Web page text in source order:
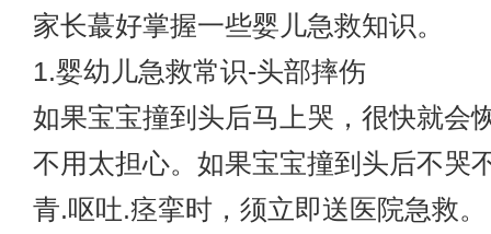
家长蕞好掌握一些婴儿急救知识。
1.婴幼儿急救常识-头部摔伤
如果宝宝撞到头后马上哭，很快就会
不用太担心。如果宝宝撞到头后不哭
青.呕吐.痉挛时，须立即送医院急救。